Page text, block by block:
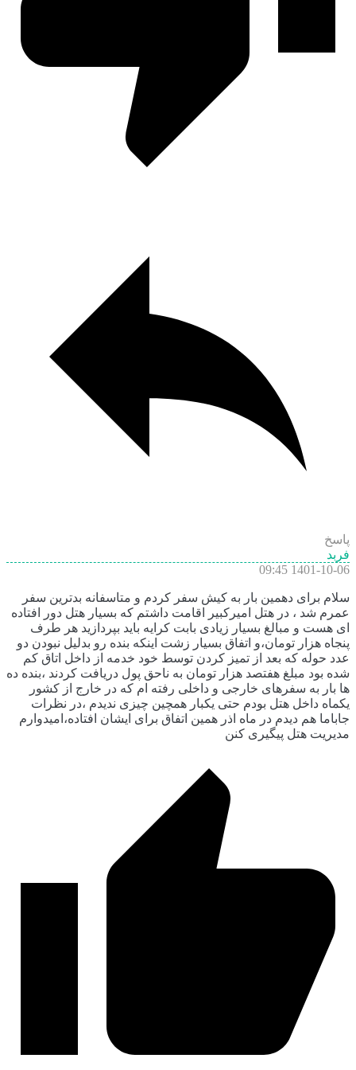
پاسخ
فربد
1401-10-06 09:45
سلام برای دهمین بار به کیش سفر کردم و متاسفانه بدترین سفر
عمرم شد ، در هتل امیرکبیر اقامت داشتم که بسیار هتل دور افتاده
ای هست و مبالغ بسیار زیادی بابت کرایه باید بپردازید هر طرف
پنجاه هزار تومان،و اتفاق بسیار زشت اینکه بنده رو بدلیل نبودن دو
عدد حوله که بعد از تمیز کردن توسط خود خدمه از داخل اتاق کم
شده بود مبلغ هفتصد هزار تومان به ناحق پول دریافت کردند ،بنده ده
ها بار به سفرهای خارجی و داخلی رفته ام که در خارج از کشور
یکماه داخل هتل بودم حتی یکبار همچین چیزی ندیدم ،در نظرات
جاباما هم دیدم در ماه اذر همین اتفاق برای ایشان افتاده،امیدوارم
مدیریت هتل پیگیری کنن